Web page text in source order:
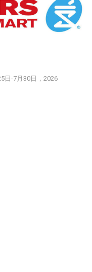
日-7月30日，2026